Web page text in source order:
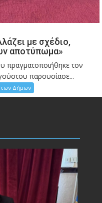
με σχέδιο,
αποτύπωμα»
πραγματοποιήθηκε τον
παρουσίασε...
των Δήμων